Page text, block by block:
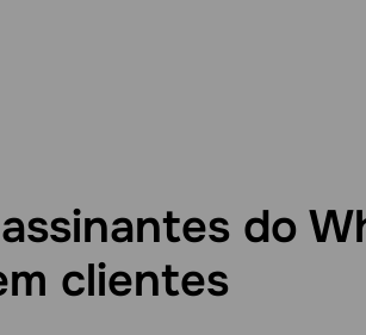
do
clientes